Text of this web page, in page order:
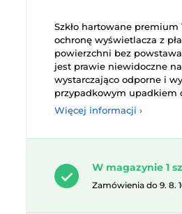
Szkło hartowane
ochronę wyświetlacza z
powierzchni bez
jest prawie niewidoczne
wystarczająco odporne i
przypadkowym upadkiem
Więcej informacji ›
W magazynie 1
Zamówienia do 9. 8.